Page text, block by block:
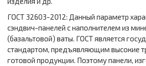
ГОСТ 32603-2012: Данный параметр
сэндвич-панелей с наполнителем из
(базальтовой) ваты. ГОСТ является
стандартом, предъявляющим высокие
готовой продукции. Поэтому панели,